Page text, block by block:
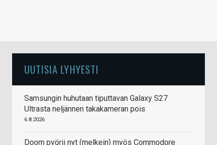
UUTISIA LYHYESTI
Samsungin huhutaan tiputtavan Galaxy S27
Ultrasta neljännen takakameran pois
6.8.2026
Doom pyörii nyt (melkein) myös Commodore